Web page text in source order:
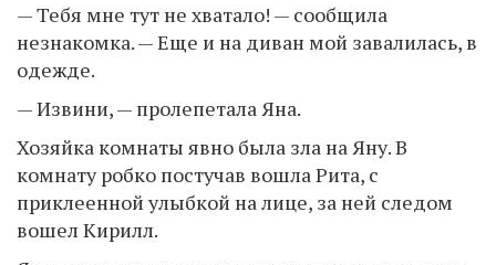
— Тебя мне тут не хватало! — сообщила
незнакомка. — Еще и на диван мой завалилась, в
одежде.
— Извини, — пролепетала Яна.
Хозяйка комнаты явно была зла на Яну. В
комнату робко постучав вошла Рита, с
приклеенной улыбкой на лице, за ней следом
вошел Кирилл.